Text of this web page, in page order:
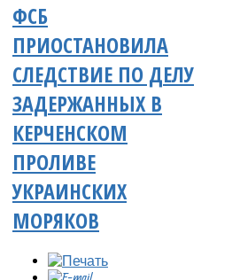
ФСБ
ПРИОСТАНОВИЛА
СЛЕДСТВИЕ ПО ДЕЛУ
ЗАДЕРЖАННЫХ В
КЕРЧЕНСКОМ
ПРОЛИВЕ
УКРАИНСКИХ
МОРЯКОВ